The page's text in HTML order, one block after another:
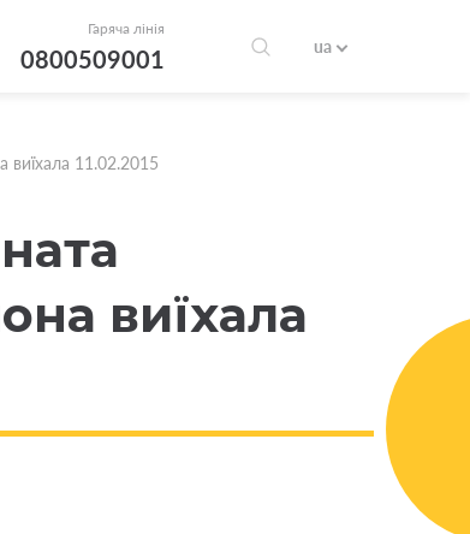
Гаряча лінія
0800509001 ua
виїхала 11.02.2015
виїхала